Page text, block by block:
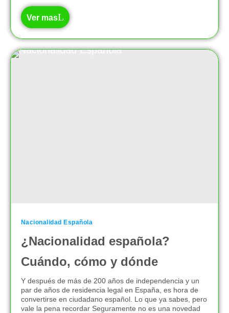
Ver mas
Nacionalidad Española
¿Nacionalidad española?
Cuándo, cómo y dónde
Y después de más de 200 años de independencia y un
par de años de residencia legal en España, es hora de
convertirse en ciudadano español. Lo que ya sabes, pero
vale la pena recordar Seguramente no es una novedad